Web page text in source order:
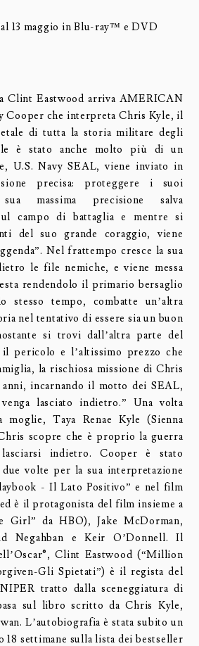
13 maggio in Blu-ray™ e DVD
Clint Eastwood arriva AMERICAN
Cooper che interpreta Chris Kyle, il
di tutta la storia militare degli
è stato anche molto più di un
U.S. Navy SEAL, viene inviato in
precisa: proteggere i suoi
massima precisione salva
campo di battaglia e mentre si
del suo grande coraggio, viene
Nel frattempo cresce la sua
le file nemiche, e viene messa
rendendolo il primario bersaglio
tempo, combatte un’altra
nel tentativo di essere sia un buon
si trovi dall’altra parte del
il pericolo e l’altissimo prezzo che
la rischiosa missione di Chris
incarnando il motto dei SEAL,
lasciato indietro.” Una volta
moglie, Taya Renae Kyle (Sienna
scopre che è proprio la guerra
indietro. Cooper è stato
due volte per la sua interpretazione
- Il Lato Positivo” e nel film
è il protagonista del film insieme a
Girl” da HBO), Jake McDorman,
Negahban e Keir O’Donnell. Il
Clint Eastwood (“Million
Gli Spietati”) è il regista del
tratto dalla sceneggiatura di
sul libro scritto da Chris Kyle,
L’autobiografia è stata subito un
18 settimane sulla lista dei bestseller